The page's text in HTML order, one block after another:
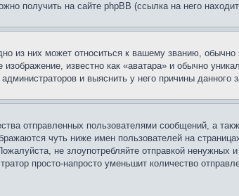
получить на сайте phpBB (ссылка на него
из них может относиться к вашему званию,
известно как «аватара» и обычно
и выяснить у него причины данного
отправленных пользователями сообщений, а
чуть ниже имен пользователей на
не злоупотребляйте отправкой
просто-напросто уменьшит количество